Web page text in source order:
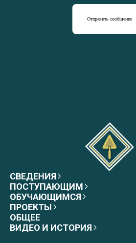
Отправить сообщение
СВЕДЕНИЯ
ПОСТУПАЮЩИМ
ОБУЧАЮЩИМСЯ
ПРОЕКТЫ
ОБЩЕЕ
ВИДЕО И ИСТОРИЯ